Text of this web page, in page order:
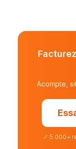
Acompte,
✓ 5 000+